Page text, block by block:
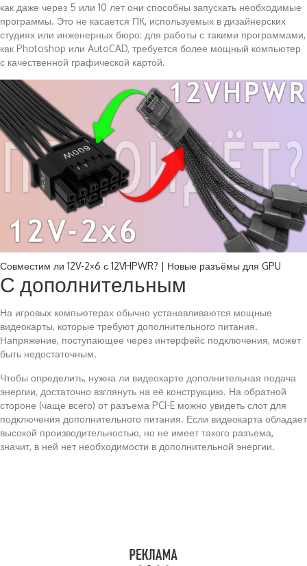
как даже через 5 или 10 лет они способны запускать необходимые
программы. Это не касается ПК, используемых в дизайнерских
студиях или инженерных бюро: для работы с такими программами,
как Photoshop или AutoCAD, требуется более мощный компьютер
с качественной графической картой.
Совместим ли 12V-2×6 с 12VHPWR? | Новые разъёмы для GPU
С дополнительным
На игровых компьютерах обычно устанавливаются мощные
видеокарты, которые требуют дополнительного питания.
Напряжение, поступающее через интерфейс подключения, может
быть недостаточным.
Чтобы определить, нужна ли видеокарте дополнительная подача
энергии, достаточно взглянуть на её конструкцию. На обратной
стороне (чаще всего) от разъема PCI-E можно увидеть слот для
подключения дополнительного питания. Если видеокарта обладает
высокой производительностью, но не имеет такого разъема,
значит, в ней нет необходимости в дополнительной энергии.